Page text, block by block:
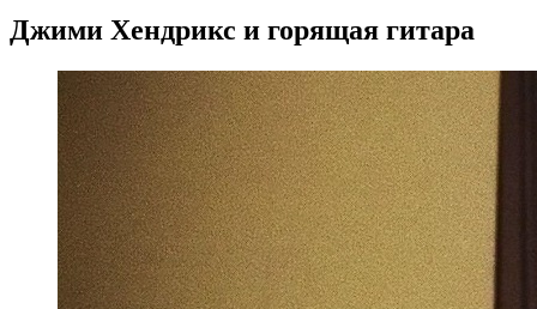
Джими Хендрикс и горящая гитара